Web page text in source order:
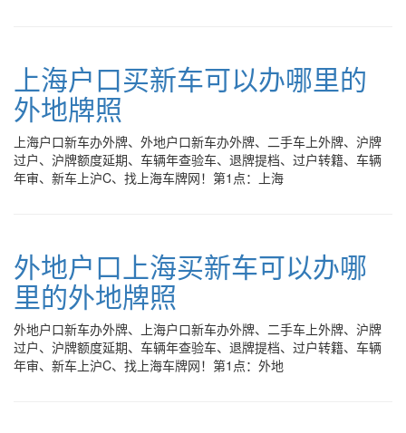
上海户口买新车可以办哪里的
外地牌照
上海户口新车办外牌、外地户口新车办外牌、二手车上外牌、沪牌
过户、沪牌额度延期、车辆年查验车、退牌提档、过户转籍、车辆
年审、新车上沪C、找上海车牌网！第1点：上海
外地户口上海买新车可以办哪
里的外地牌照
外地户口新车办外牌、上海户口新车办外牌、二手车上外牌、沪牌
过户、沪牌额度延期、车辆年查验车、退牌提档、过户转籍、车辆
年审、新车上沪C、找上海车牌网！第1点：外地